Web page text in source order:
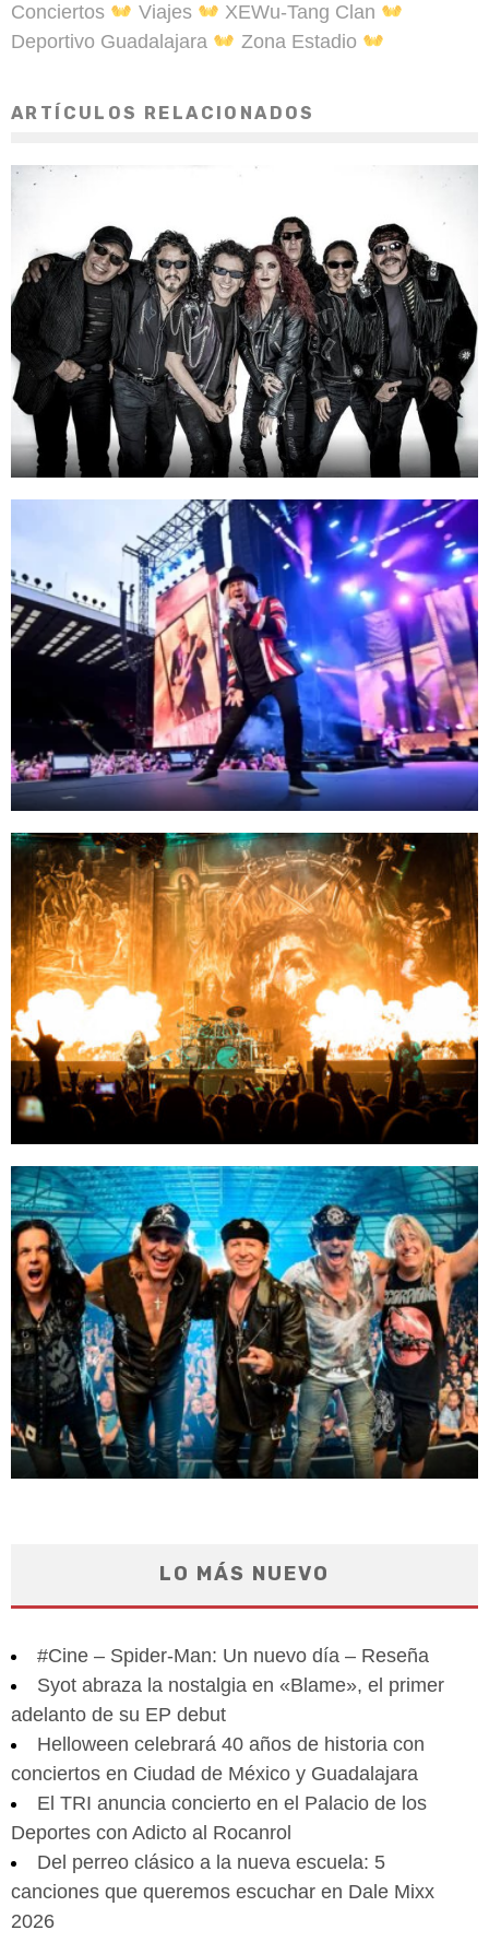
Conciertos
Viajes
XEWu-Tang Clan
Deportivo Guadalajara
Zona Estadio
ARTÍCULOS RELACIONADOS
LO MÁS NUEVO
#Cine – Spider-Man: Un nuevo día – Reseña
Syot abraza la nostalgia en «Blame», el primer
adelanto de su EP debut
Helloween celebrará 40 años de historia con
conciertos en Ciudad de México y Guadalajara
El TRI anuncia concierto en el Palacio de los
Deportes con Adicto al Rocanrol
Del perreo clásico a la nueva escuela: 5
canciones que queremos escuchar en Dale Mixx
2026